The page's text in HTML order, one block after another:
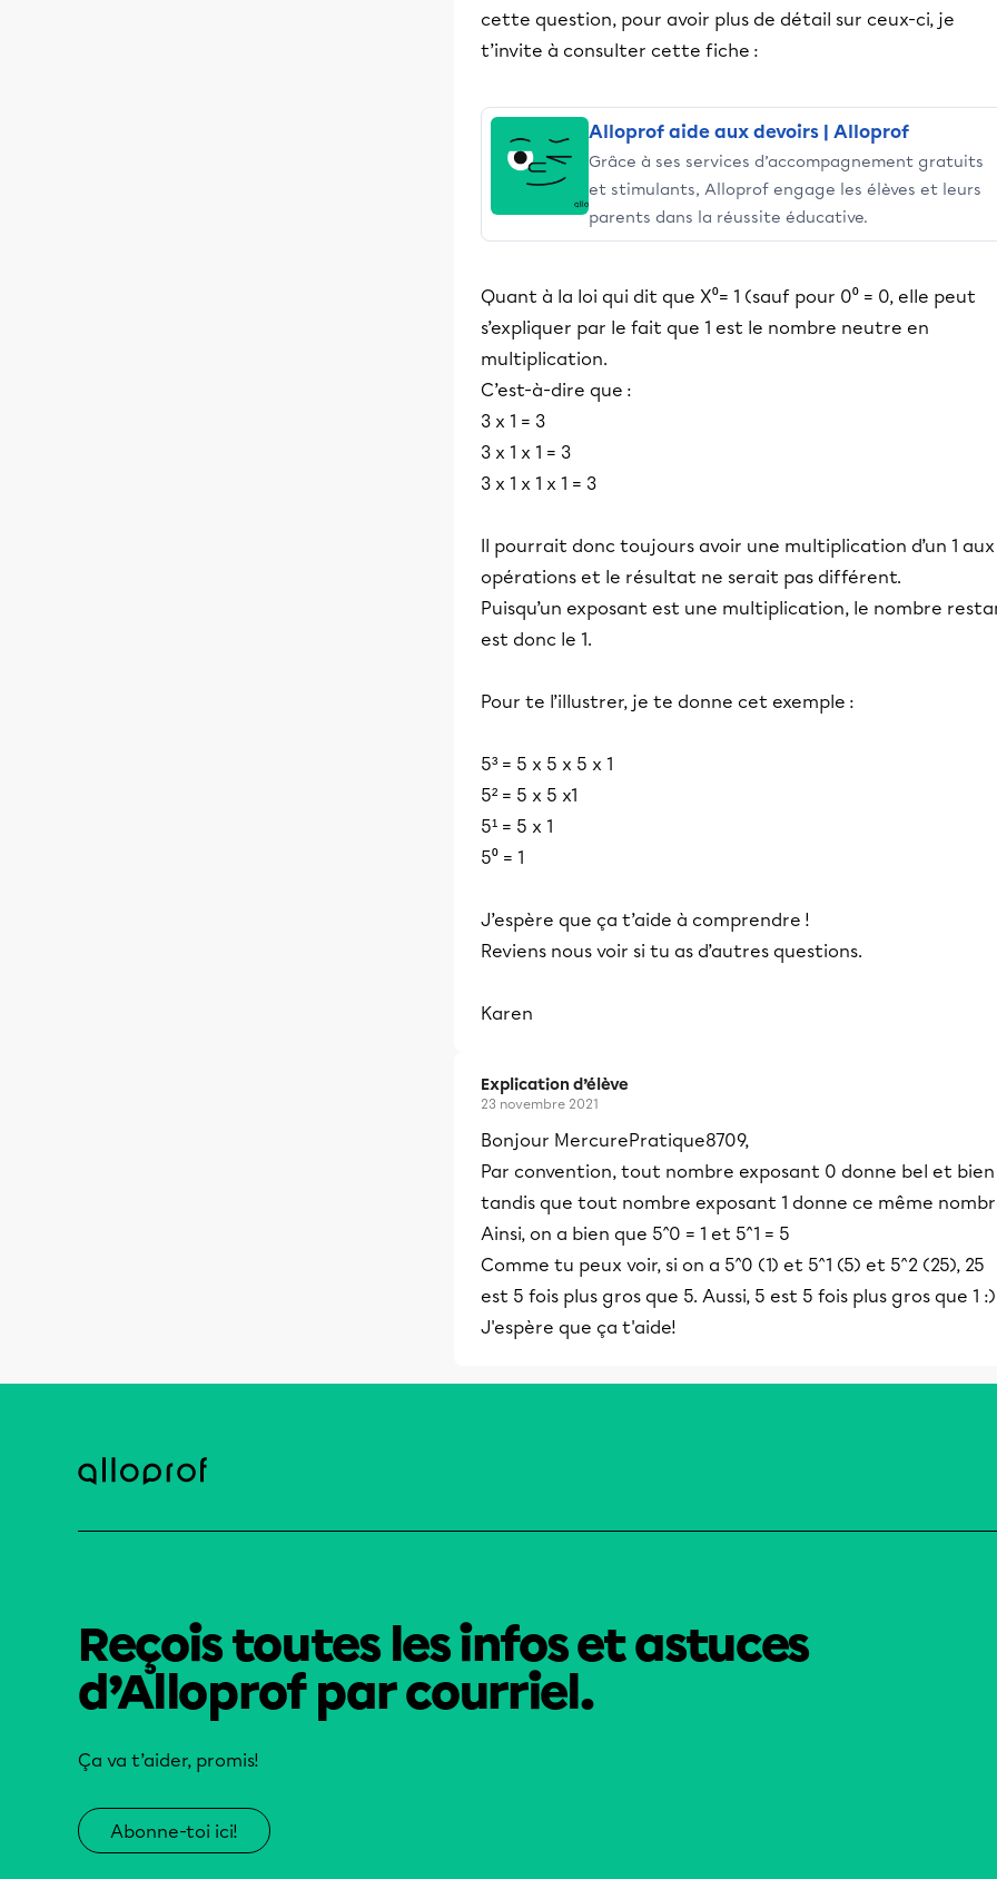
cette question, pour avoir plus de détail sur ceux-ci, je
t’invite à consulter cette fiche :
Alloprof aide aux devoirs | Alloprof
Grâce à ses services d’accompagnement gratuits
et stimulants, Alloprof engage les élèves et leurs
parents dans la réussite éducative.
Quant à la loi qui dit que X⁰= 1 (sauf pour 0⁰ = 0, elle peut
s’expliquer par le fait que 1 est le nombre neutre en
multiplication.
C’est-à-dire que :
3 x 1 = 3
3 x 1 x 1 = 3
3 x 1 x 1 x 1 = 3
Il pourrait donc toujours avoir une multiplication d’un 1 aux
opérations et le résultat ne serait pas différent.
Puisqu’un exposant est une multiplication, le nombre
est donc le 1.
Pour te l’illustrer, je te donne cet exemple :
5³ = 5 x 5 x 5 x 1
5² = 5 x 5 x1
5¹ = 5 x 1
5⁰ = 1
J’espère que ça t’aide à comprendre !
Reviens nous voir si tu as d’autres questions.
Karen
Explication d’élève
23 novembre 2021
Bonjour MercurePratique8709,
Par convention, tout nombre exposant 0 donne bel et bien
tandis que tout nombre exposant 1 donne ce même
Ainsi, on a bien que 5^0 = 1 et 5^1 = 5
Comme tu peux voir, si on a 5^0 (1) et 5^1 (5) et 5^2 (25), 25
est 5 fois plus gros que 5. Aussi, 5 est 5 fois plus gros que 1 :)
J'espère que ça t'aide!
Reçois toutes les infos et astuces
d’Alloprof par courriel.
Ça va t’aider, promis!
Abonne-toi ici!